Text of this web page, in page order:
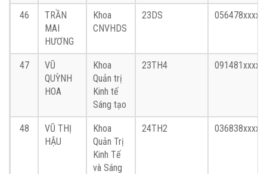
46
TRẦN
MAI
HƯƠNG
Khoa
CNVHDS
23DS 056478xxxx
47
VŨ
QUỲNH
HOA
Khoa
Quản trị
Kinh tế
Sáng tạo
23TH4 091481xxxx
48
VŨ THỊ
HẬU
Khoa
Quản Trị
Kinh Tế
và Sáng
24TH2 036838xxxx